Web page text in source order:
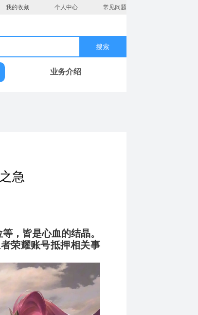
我的收藏 个人中心 常见问题
搜索
业务介绍
急
，皆是心血的结晶。
荣耀账号抵押相关事